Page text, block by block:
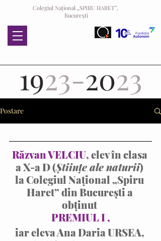
Colegiul Național „SPIRU HARET”,
București
1923-2023
Postare
Răzvan VELCIU, elev în clasa
a X-a D (Științe ale naturii)
la Colegiul Național „Spiru
Haret” din București a
obținut
PREMIUL I ,
iar eleva Ana Daria URSEA,